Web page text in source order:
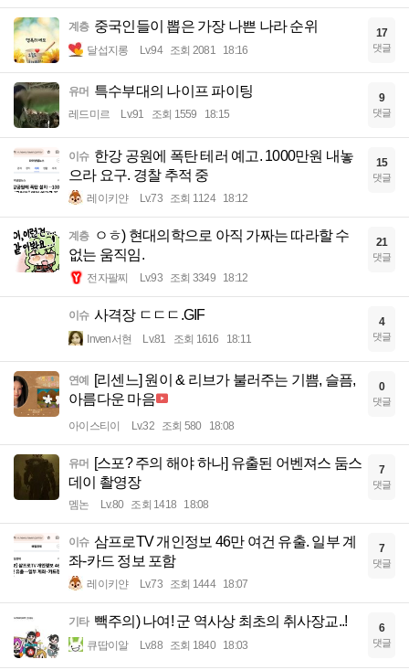
계층 중국인들이 뽑은 가장 나쁜 나라 순위
달섭지롱 Lv.94 조회 2081 18:16
17
댓글
유머 특수부대의 나이프 파이팅
레드미르 Lv.91 조회 1559 18:15
9
댓글
이슈 한강 공원에 폭탄 테러 예고. 1000만원 내놓
으라 요구. 경찰 추적 중
레이키얀 Lv.73 조회 1124 18:12
15
댓글
계층
ㅇㅎ) 현대의학으로 아직 가짜는 따라할 수
없는 움직임.
전자팔찌 Lv.93 조회 3349 18:12
21
댓글
이슈 사격장 ㄷㄷㄷ.GIF
Inven서현 Lv.81 조회 1616 18:11
4
댓글
연예
[리센느] 원이 & 리브가 불러주는 기쁨, 슬픔,
아름다운 마음
아이스티이 Lv.32 조회 580 18:08
0
댓글
유머
[스포? 주의 해야 하나] 유출된 어벤져스 둠스
데이 촬영장
멤논 Lv.80 조회 1418 18:08
7
댓글
이슈 삼프로TV 개인정보 46만 여건 유출. 일부 계
좌-카드 정보 포함
레이키얀 Lv.73 조회 1444 18:07
7
댓글
기타 빽주의) 나여! 군 역사상 최초의 취사장교..!
큐땁이알 Lv.88 조회 1840 18:03
6
댓글